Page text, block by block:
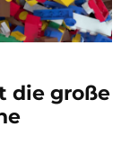
die große